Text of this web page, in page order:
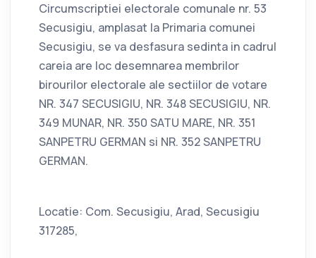
Circumscriptiei electorale comunale nr. 53
Secusigiu, amplasat la Primaria comunei
Secusigiu, se va desfasura sedinta in cadrul
careia are loc desemnarea membrilor
birourilor electorale ale sectiilor de votare
NR. 347 SECUSIGIU, NR. 348 SECUSIGIU, NR.
349 MUNAR, NR. 350 SATU MARE, NR. 351
SANPETRU GERMAN si NR. 352 SANPETRU
GERMAN.
Locatie: Com. Secusigiu, Arad, Secusigiu
317285,